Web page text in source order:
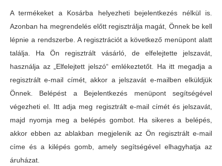
A termékeket a Kosárba helyezheti bejelentkezés nélkül is.
Azonban ha megrendelés előtt regisztrálja magát, Önnek be kell
lépnie a rendszerbe. A regisztrációt a következő menüpont alatt
találja. Ha Ön regisztrált vásárló, de elfelejtette jelszavát,
használja az „Elfelejtett jelszó“ emlékeztetőt. Ha itt megadja a
regisztrált e-mail címét, akkor a jelszavát e-mailben elküldjük
Önnek. Belépést a Bejelentkezés menüpont segítségével
végezheti el. Itt adja meg regisztrált e-mail címét és jelszavát,
majd nyomja meg a belépés gombot. Ha sikeres a belépés,
akkor ebben az ablakban megjelenik az Ön regisztrált e-mail
címe és a kilépés gomb, amely segítségével elhagyhatja az
áruházat.